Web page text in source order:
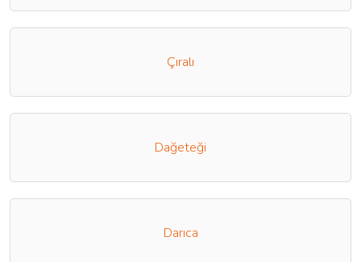
Çıralı
Dağeteği
Darıca